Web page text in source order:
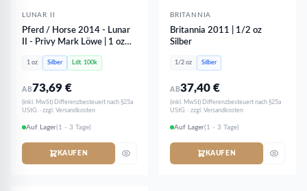
LUNAR II
Pferd / Horse 2014 - Lunar
II - Privy Mark Löwe | 1 oz
Silber
1 oz Silber Ldt. 100k
AB73,69€
(inkl. MwSt) Differenzbesteuert nach §25a
UStG. · zzgl. Versandkosten
Auf Lager(1 - 3 Tage)
KAUFEN
BRITANNIA
Britannia 2011 | 1/2 oz
Silber
1/2 oz Silber
AB37,40€
(inkl. MwSt) Differenzbesteuert nach §25a
UStG. · zzgl. Versandkosten
Auf Lager(1 - 3 Tage)
KAUFEN